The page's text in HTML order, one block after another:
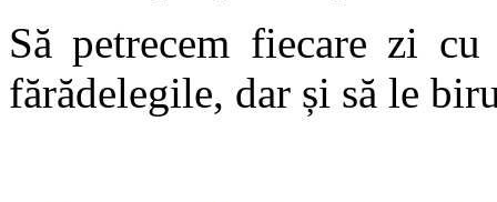
Să petrecem fiecare zi
fărădelegile, dar și să le